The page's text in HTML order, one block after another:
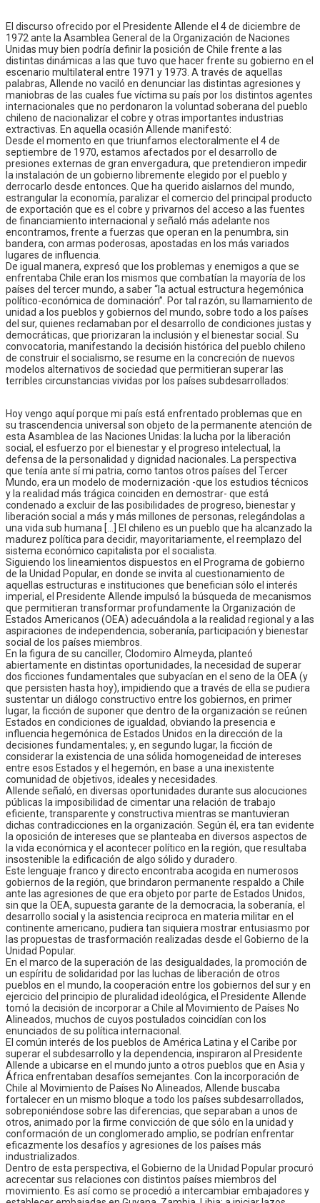
El discurso ofrecido por el Presidente Allende el 4 de diciembre de
1972 ante la Asamblea General de la Organización de Naciones
Unidas muy bien podría definir la posición de Chile frente a las
distintas dinámicas a las que tuvo que hacer frente su gobierno en el
escenario multilateral entre 1971 y 1973. A través de aquellas
palabras, Allende no vaciló en denunciar las distintas agresiones y
maniobras de las cuales fue víctima su país por los distintos agentes
internacionales que no perdonaron la voluntad soberana del pueblo
chileno de nacionalizar el cobre y otras importantes industrias
extractivas. En aquella ocasión Allende manifestó:
Desde el momento en que triunfamos electoralmente el 4 de
septiembre de 1970, estamos afectados por el desarrollo de
presiones externas de gran envergadura, que pretendieron impedir
la instalación de un gobierno libremente elegido por el pueblo y
derrocarlo desde entonces. Que ha querido aislarnos del mundo,
estrangular la economía, paralizar el comercio del principal producto
de exportación que es el cobre y privarnos del acceso a las fuentes
de financiamiento internacional y señaló más adelante nos
encontramos, frente a fuerzas que operan en la penumbra, sin
bandera, con armas poderosas, apostadas en los más variados
lugares de influencia.
De igual manera, expresó que los problemas y enemigos a que se
enfrentaba Chile eran los mismos que combatían la mayoría de los
países del tercer mundo, a saber “la actual estructura hegemónica
político-económica de dominación”. Por tal razón, su llamamiento de
unidad a los pueblos y gobiernos del mundo, sobre todo a los países
del sur, quienes reclamaban por el desarrollo de condiciones justas y
democráticas, que priorizaran la inclusión y el bienestar social. Su
convocatoria, manifestando la decisión histórica del pueblo chileno
de construir el socialismo, se resume en la concreción de nuevos
modelos alternativos de sociedad que permitieran superar las
terribles circunstancias vividas por los países subdesarrollados:
Hoy vengo aquí porque mi país está enfrentado problemas que en
su trascendencia universal son objeto de la permanente atención de
esta Asamblea de las Naciones Unidas: la lucha por la liberación
social, el esfuerzo por el bienestar y el progreso intelectual, la
defensa de la personalidad y dignidad nacionales. La perspectiva
que tenía ante sí mi patria, como tantos otros países del Tercer
Mundo, era un modelo de modernización -que los estudios técnicos
y la realidad más trágica coinciden en demostrar- que está
condenado a excluir de las posibilidades de progreso, bienestar y
liberación social a más y más millones de personas, relegándolas a
una vida sub humana […] El chileno es un pueblo que ha alcanzado la
madurez política para decidir, mayoritariamente, el reemplazo del
sistema económico capitalista por el socialista.
Siguiendo los lineamientos dispuestos en el Programa de gobierno
de la Unidad Popular, en donde se invita al cuestionamiento de
aquellas estructuras e instituciones que benefician sólo el interés
imperial, el Presidente Allende impulsó la búsqueda de mecanismos
que permitieran transformar profundamente la Organización de
Estados Americanos (OEA) adecuándola a la realidad regional y a las
aspiraciones de independencia, soberanía, participación y bienestar
social de los países miembros.
En la figura de su canciller, Clodomiro Almeyda, planteó
abiertamente en distintas oportunidades, la necesidad de superar
dos ficciones fundamentales que subyacían en el seno de la OEA (y
que persisten hasta hoy), impidiendo que a través de ella se pudiera
sustentar un diálogo constructivo entre los gobiernos, en primer
lugar, la ficción de suponer que dentro de la organización se reúnen
Estados en condiciones de igualdad, obviando la presencia e
influencia hegemónica de Estados Unidos en la dirección de la
decisiones fundamentales; y, en segundo lugar, la ficción de
considerar la existencia de una sólida homogeneidad de intereses
entre esos Estados y el hegemón, en base a una inexistente
comunidad de objetivos, ideales y necesidades.
Allende señaló, en diversas oportunidades durante sus alocuciones
públicas la imposibilidad de cimentar una relación de trabajo
eficiente, transparente y constructiva mientras se mantuvieran
dichas contradicciones en la organización. Según él, era tan evidente
la oposición de intereses que se planteaba en diversos aspectos de
la vida económica y el acontecer político en la región, que resultaba
insostenible la edificación de algo sólido y duradero.
Este lenguaje franco y directo encontraba acogida en numerosos
gobiernos de la región, que brindaron permanente respaldo a Chile
ante las agresiones de que era objeto por parte de Estados Unidos,
sin que la OEA, supuesta garante de la democracia, la soberanía, el
desarrollo social y la asistencia reciproca en materia militar en el
continente americano, pudiera tan siquiera mostrar entusiasmo por
las propuestas de trasformación realizadas desde el Gobierno de la
Unidad Popular.
En el marco de la superación de las desigualdades, la promoción de
un espíritu de solidaridad por las luchas de liberación de otros
pueblos en el mundo, la cooperación entre los gobiernos del sur y en
ejercicio del principio de pluralidad ideológica, el Presidente Allende
tomó la decisión de incorporar a Chile al Movimiento de Países No
Alineados, muchos de cuyos postulados coincidían con los
enunciados de su política internacional.
El común interés de los pueblos de América Latina y el Caribe por
superar el subdesarrollo y la dependencia, inspiraron al Presidente
Allende a ubicarse en el mundo junto a otros pueblos que en Asia y
África enfrentaban desafíos semejantes. Con la incorporación de
Chile al Movimiento de Países No Alineados, Allende buscaba
fortalecer en un mismo bloque a todo los países subdesarrollados,
sobreponiéndose sobre las diferencias, que separaban a unos de
otros, animado por la firme convicción de que sólo en la unidad y
conformación de un conglomerado amplio, se podrían enfrentar
eficazmente los desafíos y agresiones de los países más
industrializados.
Dentro de esta perspectiva, el Gobierno de la Unidad Popular procuró
acrecentar sus relaciones con distintos países miembros del
movimiento. Es así como se procedió a intercambiar embajadores y